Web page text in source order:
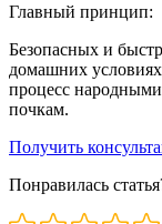
Главный принцип:
Безопасных и
домашних
процесс
почкам.
Получить
Понравилась